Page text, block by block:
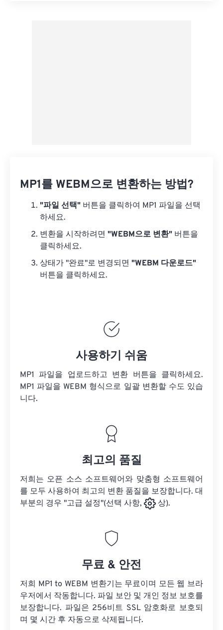
MP1를 WEBM으로 변환하는 방법?
"파일 선택" 버튼을 클릭하여 MP1 파일을 선택
하세요.
변환을 시작하려면 "WEBM으로 변환" 버튼을
클릭하세요.
상태가 "완료"로 변경되면 "WEBM 다운로드"
버튼을 클릭하세요.
사용하기 쉬움
MP1 파일을 업로드하고 변환 버튼을 클릭하세요.
MP1 파일을 WEBM 형식으로 일괄 변환할 수도 있습
니다.
최고의 품질
저희는 오픈 소스 소프트웨어와 맞춤형 소프트웨어
를 모두 사용하여 최고의 변환 품질을 보장합니다. 대
부분의 경우 "고급 설정"(선택 사항,
상).
무료 & 안전
저희 MP1 to WEBM 변환기는 무료이며 모든 웹 브라
우저에서 작동합니다. 파일 보안 및 개인 정보 보호를
보장합니다. 파일은 256비트 SSL 암호화로 보호되
며 몇 시간 후 자동으로 삭제됩니다.